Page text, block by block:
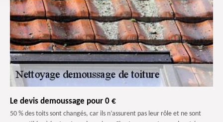
Le devis demoussage pour 0 €
50 % des toits sont changés, car ils n’assurent pas leur rôle et ne sont